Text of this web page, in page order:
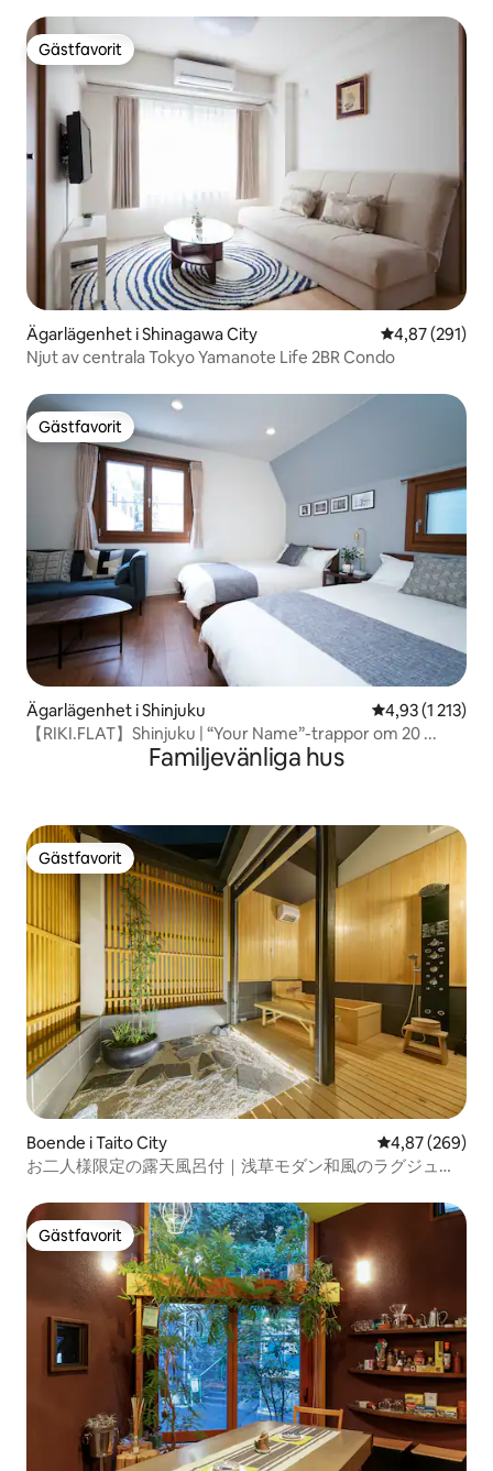
resor och affärsresor
Gästfavorit
Gästfavorit
Ägarlägenhet i Shinagawa City 4,87 av 5 i
4,87 (291)
Njut av centrala Tokyo Yamanote Life 2BR Condo
Gästfavorit
Gästfavorit
Ägarlägenhet i Shinjuku 4,93 av 5 i
4,93 (1 213)
【RIKI.FLAT】Shinjuku | “Your Name”-trappor om 20 ...
Familjevänliga hus
Gästfavorit
Gästfavorit
Boende i Taito City 4,87 av 5 i
4,87 (269)
お二人様限定の露天風呂付｜浅草モダン和風のラグジュア
Gästfavorit
Gästfavorit